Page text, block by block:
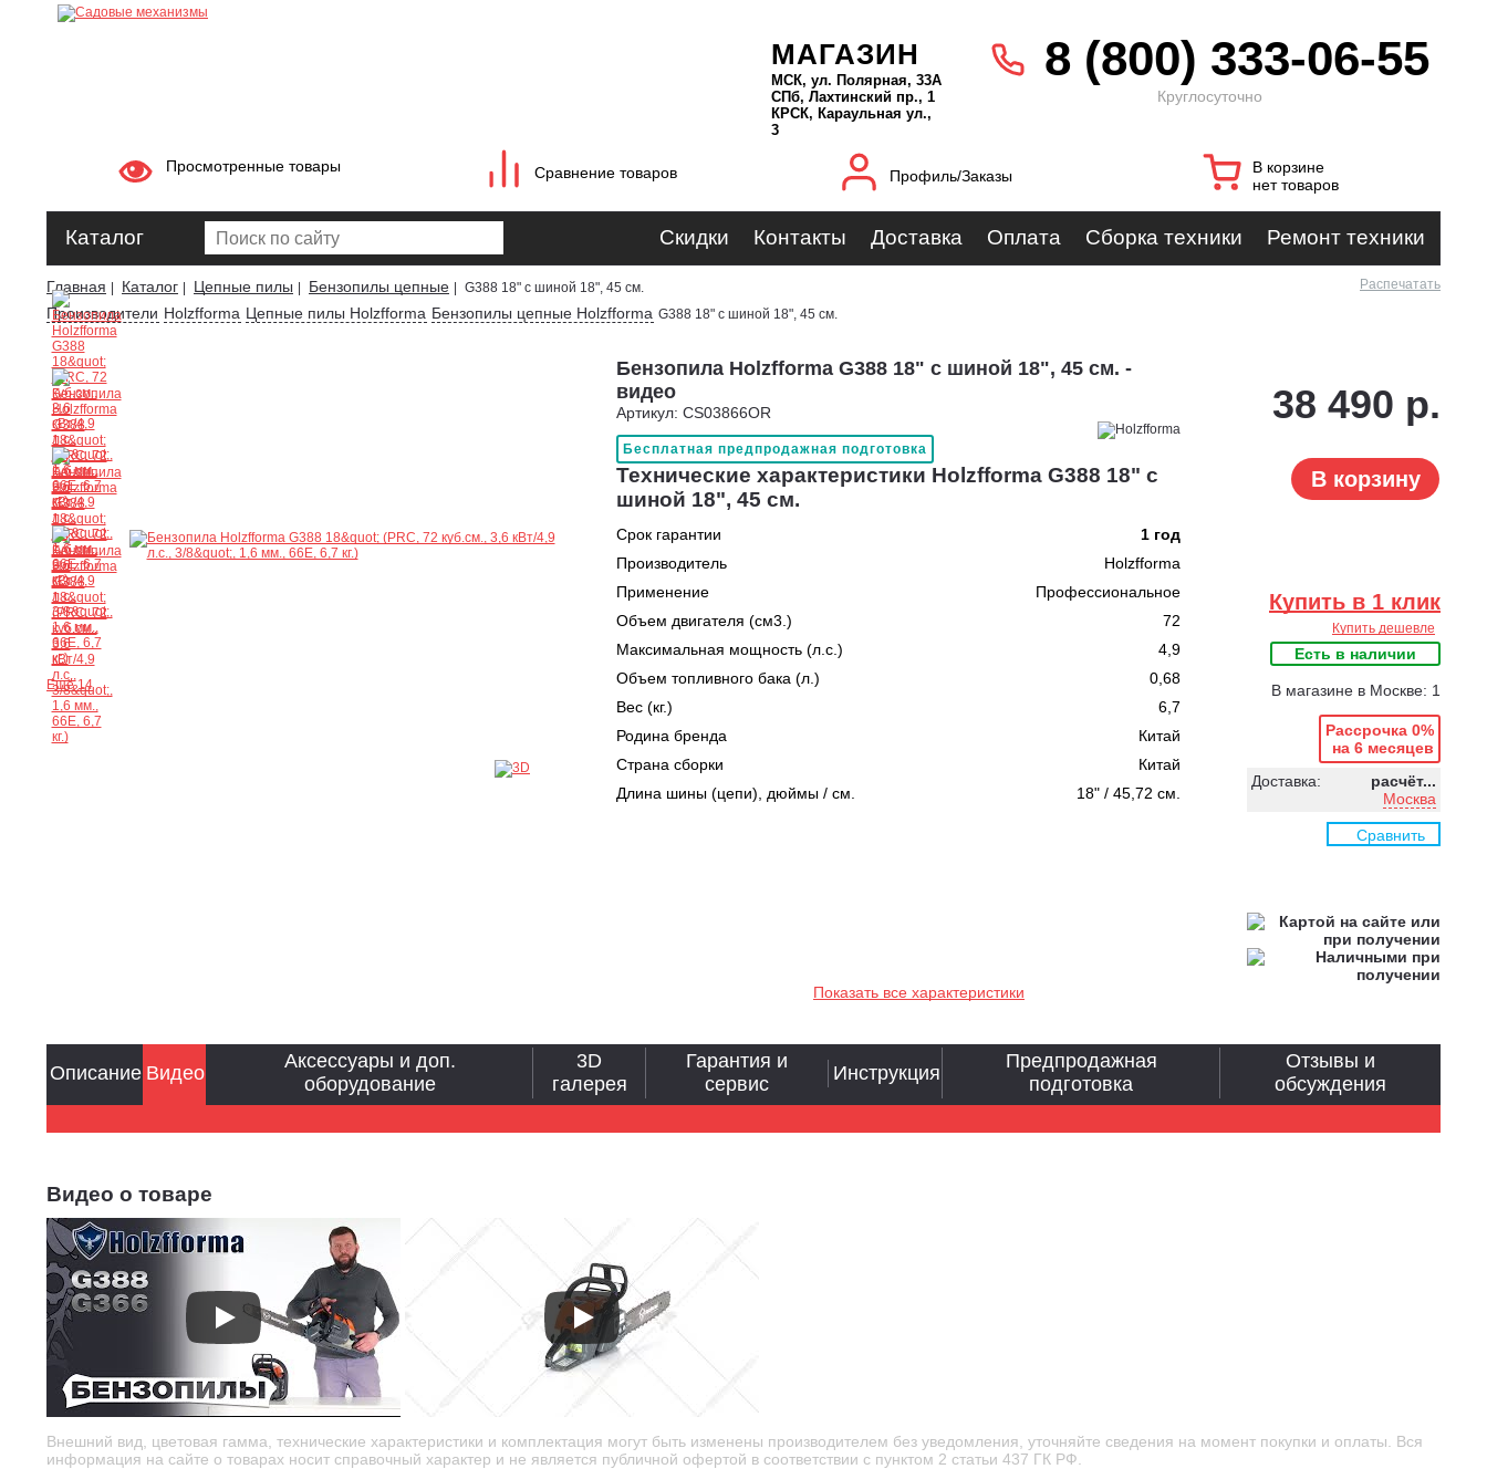
МАГАЗИН
МСК, ул. Полярная, 33А
СПб, Лахтинский пр., 1
КРСК, Караульная ул.,
3
8 (800) 333-06-55
Круглосуточно
Просмотренные товары Сравнение товаров Профиль/Заказы
В корзине
нет товаров
Каталог Скидки Контакты Доставка Оплата Сборка техники Ремонт техники
Главная Каталог Цепные пилы Бензопилы цепные G388 18" с шиной 18", 45 см. Распечатать
Производители Holzfforma Цепные пилы Holzfforma Бензопилы цепные Holzfforma G388 18" с шиной 18", 45 см.
Ещё 14
Бензопила Holzfforma G388 18" с шиной 18", 45 см. -
видео
Артикул: CS03866OR
Бесплатная предпродажная подготовка
Технические характеристики Holzfforma G388 18" с
шиной 18", 45 см.
Срок гарантии
1 год
Производитель
Holzfforma
Применение
Профессиональное
Объем двигателя (см3.)
72
Максимальная мощность (л.с.)
4,9
Объем топливного бака (л.)
0,68
Вес (кг.)
6,7
Родина бренда
Китай
Страна сборки
Китай
Длина шины (цепи), дюймы / см.
18" / 45,72 см.
Показать все характеристики
38 490 р.
В корзину
Купить в 1 клик
Купить дешевле
Есть в наличии
В магазине в Москве: 1
Рассрочка 0%
на 6 месяцев
Доставка:
расчёт...
Москва
Сравнить
Видео о товаре
Описание Видео
Аксессуары и доп.
оборудование
3D
галерея
Гарантия и
сервис
Инструкция
Предпродажная
подготовка
Отзывы и
обсуждения
Внешний вид, цветовая гамма, технические характеристики и комплектация могут быть изменены производителем без уведомления, уточняйте сведения на момент покупки и оплаты. Вся
информация на сайте о товарах носит справочный характер и не является публичной офертой в соответствии с пунктом 2 статьи 437 ГК РФ.